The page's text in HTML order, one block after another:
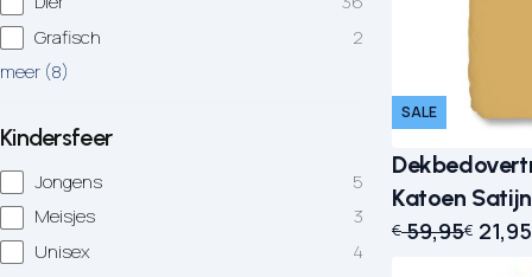
Grafisch
2
meer (8)
Kindersfeer
Jongens
5
Meisjes
3
Unisex
4
SALE
Katoen Satijn
€59,95€ 21,95
Huidige prijs